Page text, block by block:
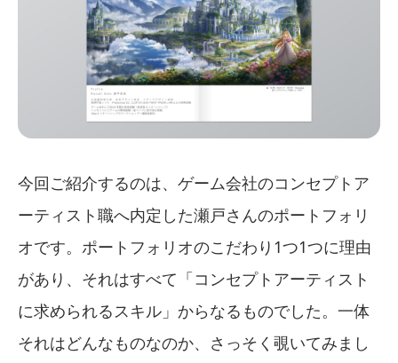
今回ご紹介するのは、ゲーム会社のコンセプトア
ーティスト職へ内定した瀬戸さんのポートフォリ
オです。ポートフォリオのこだわり1つ1つに理由
があり、それはすべて「コンセプトアーティスト
に求められるスキル」からなるものでした。一体
それはどんなものなのか、さっそく覗いてみまし